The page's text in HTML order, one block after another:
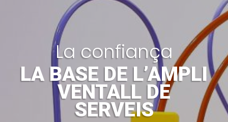
La confiança
LA BASE DE L’AMPLI
VENTALL DE
SERVEIS